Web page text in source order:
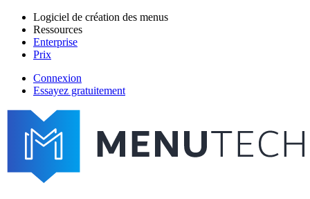
Aller
contenu
principal
Main
navigation
Logiciel de création des menus
Ressources
Enterprise
Prix
menutech
navigation
Connexion
Essayez gratuitement